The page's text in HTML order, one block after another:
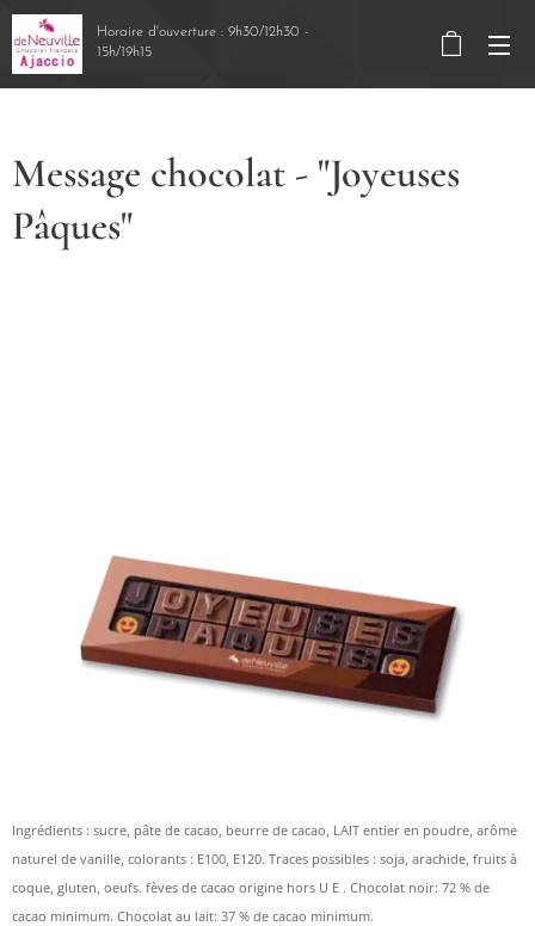
Horaire d'ouverture : 9h30/12h30 -
15h/19h15
Message chocolat - "Joyeuses
Pâques"
Ingrédients : sucre, pâte de cacao, beurre de cacao, LAIT entier en poudre, arôme
naturel de vanille, colorants : E100, E120. Traces possibles : soja, arachide, fruits à
coque, gluten, oeufs. fèves de cacao origine hors U E . Chocolat noir: 72 % de
cacao minimum. Chocolat au lait: 37 % de cacao minimum.